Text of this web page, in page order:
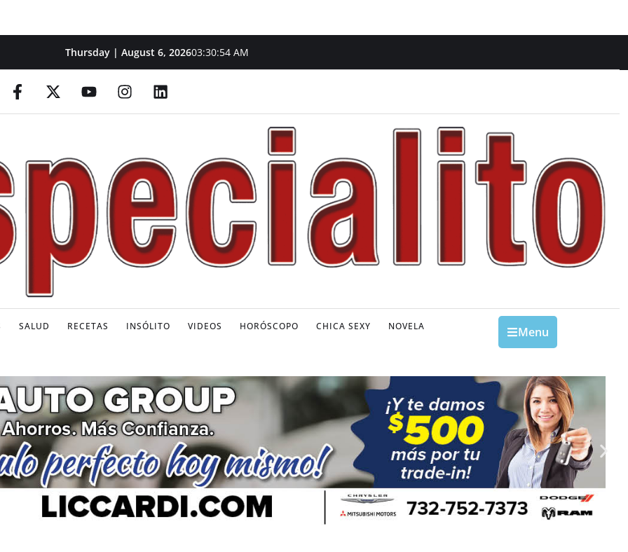
Thursday | August 6, 202603:30:55 AM
SALUD RECETAS INSÓLITO VIDEOS HORÓSCOPO CHICA SEXY NOVELA Menu